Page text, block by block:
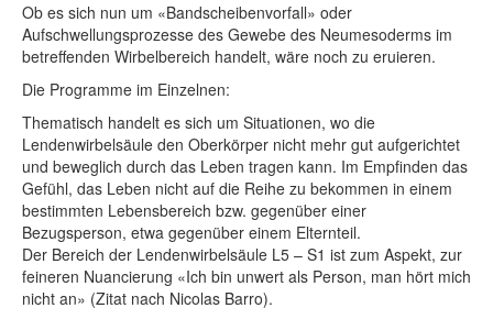
Ob es sich nun um «Bandscheibenvorfall» oder
Aufschwellungsprozesse des Gewebe des Neumesoderms im
betreffenden Wirbelbereich handelt, wäre noch zu eruieren.
Die Programme im Einzelnen:
Thematisch handelt es sich um Situationen, wo die
Lendenwirbelsäule den Oberkörper nicht mehr gut aufgerichtet
und beweglich durch das Leben tragen kann. Im Empfinden das
Gefühl, das Leben nicht auf die Reihe zu bekommen in einem
bestimmten Lebensbereich bzw. gegenüber einer
Bezugsperson, etwa gegenüber einem Elternteil.
Der Bereich der Lendenwirbelsäule L5 – S1 ist zum Aspekt, zur
feineren Nuancierung «Ich bin unwert als Person, man hört mich
nicht an» (Zitat nach Nicolas Barro).